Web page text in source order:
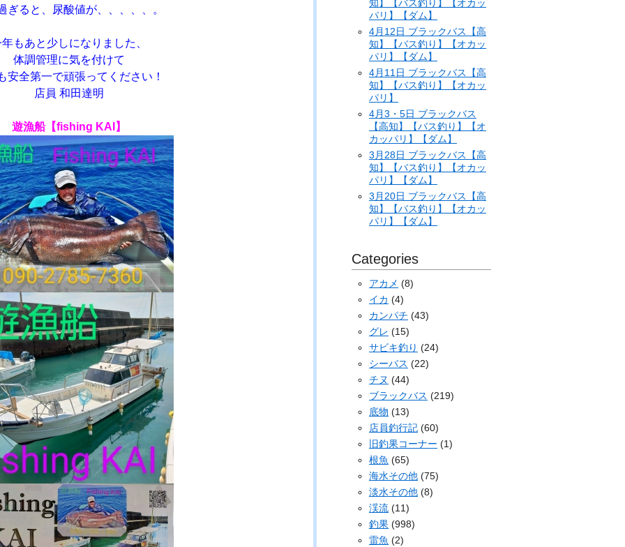
ぎると、尿酸値が、、、、、。
もあと少しになりました、
体調管理に気を付けて
安全第一で頑張ってください！
店員 和田達明
遊漁船【fishing KAI】
知】【バス釣り】【オカッ
パリ】【ダム】
4月12日 ブラックバス【高
知】【バス釣り】【オカッ
パリ】【ダム】
4月11日 ブラックバス【高
知】【バス釣り】【オカッ
パリ】
4月3・5日 ブラックバス
【高知】【バス釣り】【オ
カッパリ】【ダム】
3月28日 ブラックバス【高
知】【バス釣り】【オカッ
パリ】【ダム】
3月20日 ブラックバス【高
知】【バス釣り】【オカッ
パリ】【ダム】
Categories
アカメ (8)
イカ (4)
カンパチ (43)
グレ (15)
サビキ釣り (24)
シーバス (22)
チヌ (44)
ブラックバス (219)
底物 (13)
店員釣行記 (60)
旧釣果コーナー (1)
根魚 (65)
海水その他 (75)
淡水その他 (8)
渓流 (11)
釣果 (998)
雷魚 (2)